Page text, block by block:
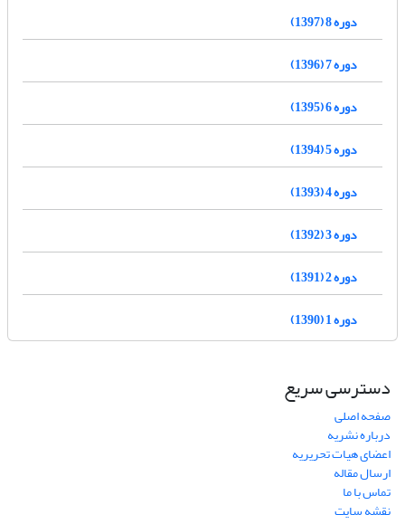
دوره 8 (1397)
دوره 7 (1396)
دوره 6 (1395)
دوره 5 (1394)
دوره 4 (1393)
دوره 3 (1392)
دوره 2 (1391)
دوره 1 (1390)
دسترسی سریع
صفحه اصلی
درباره نشریه
اعضای هیات تحریریه
ارسال مقاله
تماس با ما
نقشه سایت